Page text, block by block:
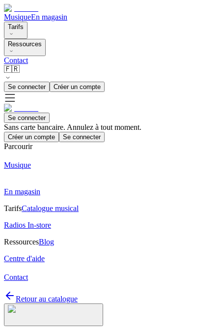
MusiqueEn magasin
Tarifs
Ressources
Contact
🇫🇷
Se connecter Créer un compte
Se connecter
Sans carte bancaire. Annulez à tout moment.
Créer un compte Se connecter
Parcourir
Musique
En magasin
TarifsCatalogue musical
Radios In-store
RessourcesBlog
Centre d'aide
Contact
Retour au catalogue